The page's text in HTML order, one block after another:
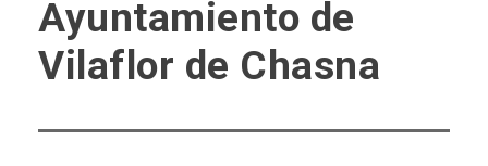
Ayuntamiento de
Vilaflor de Chasna